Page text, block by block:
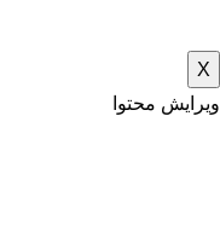
X
ویرایش محتوا